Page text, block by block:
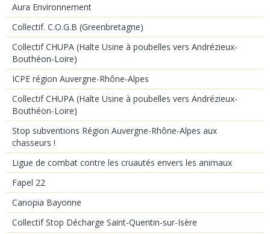
Aura Environnement
Collectif. C.O.G.B (Greenbretagne)
Collectif CHUPA (Halte Usine à poubelles vers Andrézieux-
Bouthéon-Loire)
ICPE région Auvergne-Rhône-Alpes
Collectif CHUPA (Halte Usine à poubelles vers Andrézieux-
Bouthéon-Loire)
Stop subventions Région Auvergne-Rhône-Alpes aux
chasseurs !
Ligue de combat contre les cruautés envers les animaux
Fapel 22
Canopia Bayonne
Collectif Stop Décharge Saint-Quentin-sur-Isère